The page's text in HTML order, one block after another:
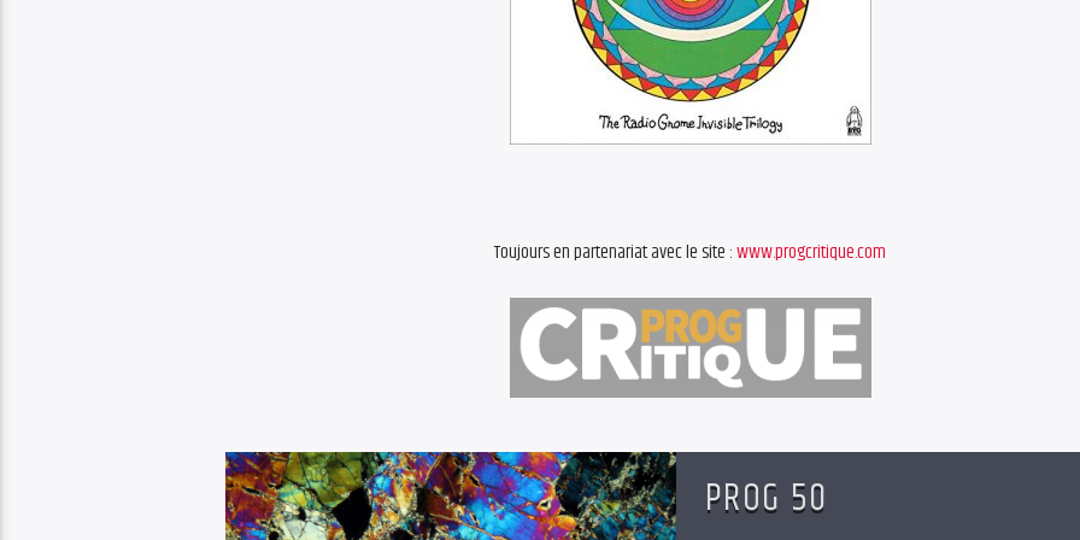
Toujours en partenariat avec le site :www.progcritique.com
PROG 50